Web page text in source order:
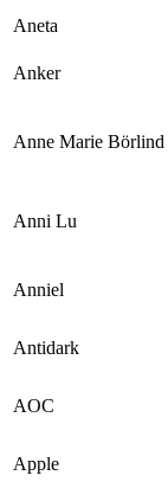
Aneta
Anker
Anne Marie Börlind
Anni Lu
Anniel
Antidark
AOC
Apple